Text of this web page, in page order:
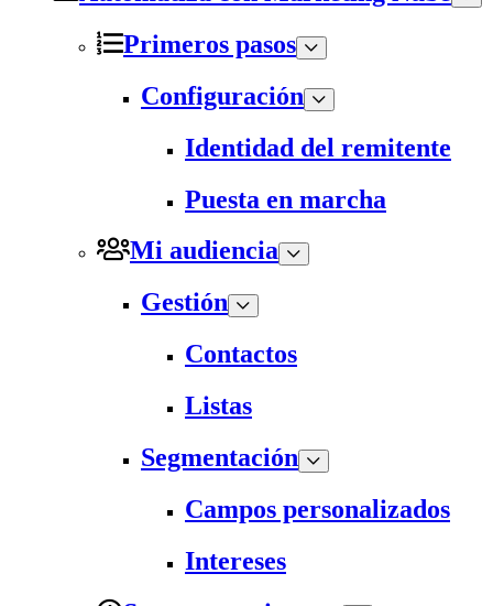
Primeros pasos
Configuración
Identidad del remitente
Puesta en marcha
Mi audiencia
Gestión
Contactos
Listas
Segmentación
Campos personalizados
Intereses